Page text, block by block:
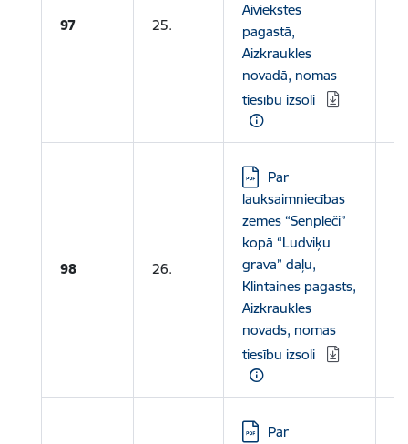
97 25.
Aiviekstes
pagastā,
Aizkraukles
novadā, nomas
tiesību izsoli
98 26.
Lejupielādēt:
Par
lauksaimniecības
zemes “Senpleči”
kopā “Ludviķu
grava” daļu,
Klintaines pagasts,
Aizkraukles
novads, nomas
tiesību izsoli
Lejupielādēt:
Par